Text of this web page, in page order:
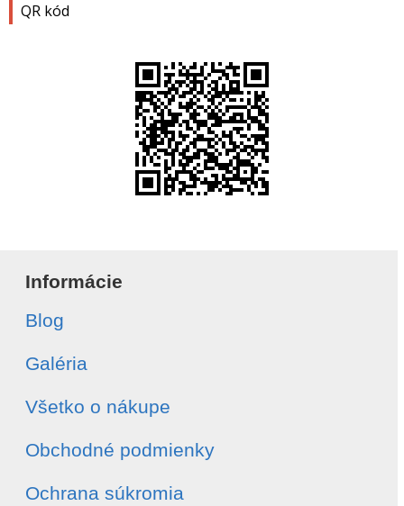
QR kód
Informácie
Blog
Galéria
Všetko o nákupe
Obchodné podmienky
Ochrana súkromia